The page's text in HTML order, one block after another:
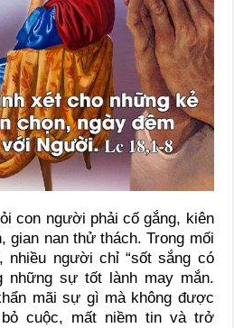
con người phải cố gắng, kiên
gian nan thử thách. Trong mối
nhiều người chỉ “sốt sắng có
những sự tốt lành may mắn.
mãi sự gì mà không được
cuộc, mất niềm tin và trở